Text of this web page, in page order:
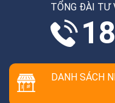
TỔNG ĐÀI TƯ
DANH SÁCH